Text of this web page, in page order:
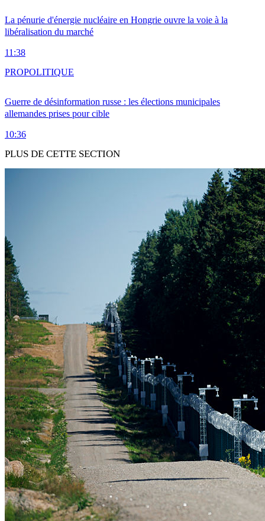
La pénurie d'énergie nucléaire en Hongrie ouvre la voie à la
libéralisation du marché
11:38
Guerre de désinformation russe : les élections municipales
allemandes prises pour cible
10:36
PROPOLITIQUE
PLUS DE CETTE SECTION